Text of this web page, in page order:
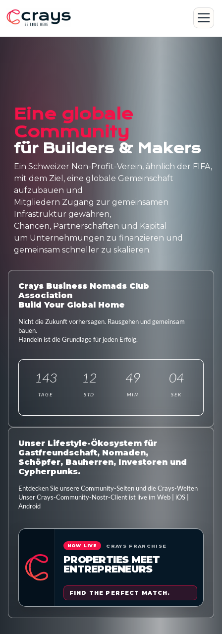
Eine globale
Community
für Builders & Makers
Ein Schweizer Non-Profit-Verein, ähnlich der FIFA,
mit dem Ziel, eine globale Gemeinschaft
aufzubauen und
Mitgliedern Zugang zur gemeinsamen
Infrastruktur gewähren,
Chancen, Partnerschaften und Kapital
um Unternehmungen zu finanzieren und
gemeinsam schneller zu skalieren.
Crays Business Nomads Club
Association
Build Your Global Home
Nicht die Zukunft vorhersagen. Rausgehen und gemeinsam
bauen.
Handeln ist die Grundlage für jeden Erfolg.
143
TAGE
12
STD
49
MIN
02
SEK
Unser Lifestyle-Ökosystem für
Gastfreundschaft, Nomaden,
Schöpfer, Bauherren, Investoren und
Cypherpunks.
Entdecken Sie unsere Community-Seiten und die Crays-Welten
Unser Crays-Community-Nostr-Client ist live im Web | iOS |
Android
NOW LIVE CRAYS FRANCHISE
PROPERTIES MEET
ENTREPRENEURS
FIND THE PERFECT MATCH.